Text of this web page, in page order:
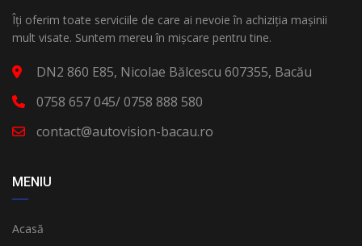
Îți oferim toate serviciile de care ai nevoie în achiziția mașinii
mult visate. Suntem mereu în mișcare pentru tine.
DN2 860 E85, Nicolae Bălcescu 607355, Bacău
0758 657 045/ 0758 888 580
contact@autovision-bacau.ro
MENIU
Acasă